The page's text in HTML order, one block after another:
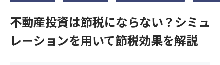
不動産投資は節税にならない？シミュ
レーションを用いて節税効果を解説
【頭金のかからない不動産運用マニュアル】をお送りいた
します。
必要事項をご入力のうえ、送信してください。
無料セミナーの時間は 30分を予定しておりま